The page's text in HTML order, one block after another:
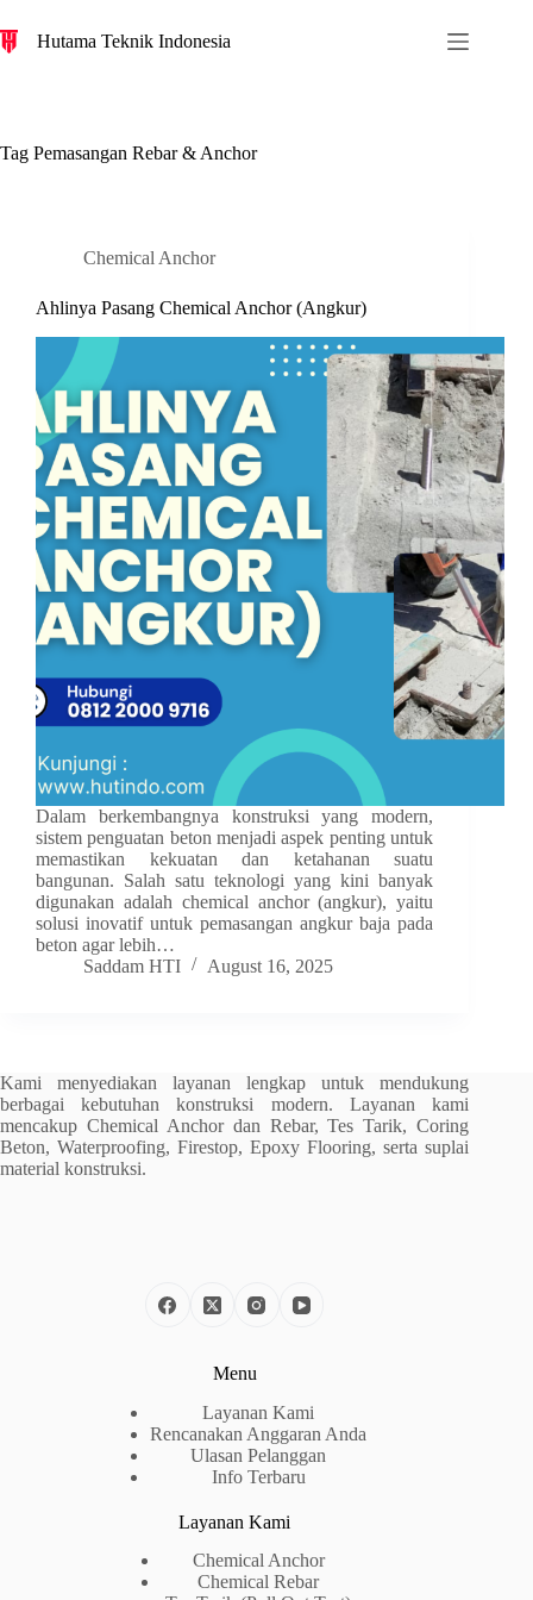
c
Hutama Teknik Indonesia
Tag Pemasangan Rebar & Anchor
Chemical Anchor
Ahlinya Pasang Chemical Anchor (Angkur)
Dalam berkembangnya konstruksi yang modern,
sistem penguatan beton menjadi aspek penting untuk
memastikan kekuatan dan ketahanan suatu
bangunan. Salah satu teknologi yang kini banyak
digunakan adalah chemical anchor (angkur), yaitu
solusi inovatif untuk pemasangan angkur baja pada
beton agar lebih…
Saddam HTI
August 16, 2025
Kami menyediakan layanan lengkap untuk mendukung
berbagai kebutuhan konstruksi modern. Layanan kami
mencakup Chemical Anchor dan Rebar, Tes Tarik, Coring
Beton, Waterproofing, Firestop, Epoxy Flooring, serta suplai
material konstruksi.
Menu
Layanan Kami
Rencanakan Anggaran Anda
Ulasan Pelanggan
Info Terbaru
Layanan Kami
Chemical Anchor
Chemical Rebar